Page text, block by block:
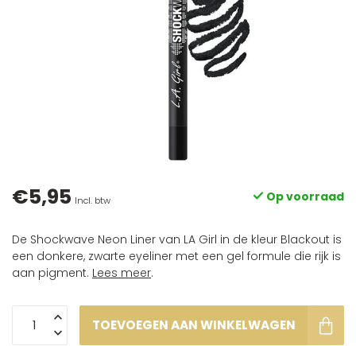
€5,95 Incl. btw Op voorraad
De Shockwave Neon Liner van LA Girl in de kleur Blackout is
een donkere, zwarte eyeliner met een gel formule die rijk is
aan pigment. Lees meer.
TOEVOEGEN AAN WINKELWAGEN